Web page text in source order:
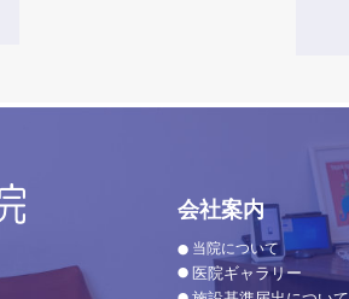
会社案内
当院について
医院ギャラリー